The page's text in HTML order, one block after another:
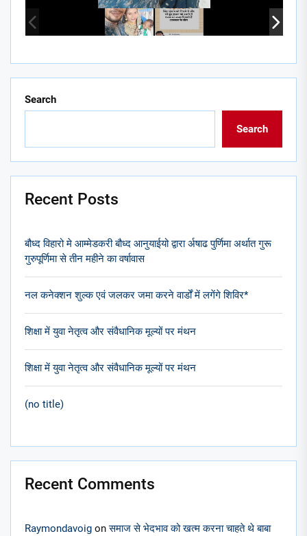
Search
Search
Recent Posts
बौध्द विहारो मे आम्मेडकरी बौध्द आनुयाईयो द्वारा र्अषाढ पुर्णिमा अर्थात गुरू
गुरुपूर्णिमा से तीन महीने का वर्षावास
नल कनेक्शन शुल्क एवं जलकर जमा करने वार्डों में लगेंगे शिविर*
शिक्षा में युवा नेतृत्व और संवैधानिक मूल्यों पर मंथन
शिक्षा में युवा नेतृत्व और संवैधानिक मूल्यों पर मंथन
(no title)
Recent Comments
Raymondavoig onसमाज से भेदभाव को खत्म करना चाहते थे बाबा